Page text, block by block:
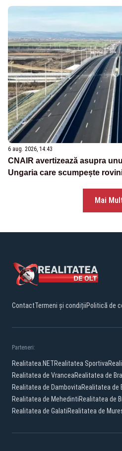
6 aug. 2026, 14:43
CNAIR avertizează asupra
Ungaria care scumpește
Mai
ContactTermeni și condițiiPolitică de
Parteneri:
Realitatea.NETRealitatea Sportiva
Realitatea de VranceaRealitatea de
Realitatea de DambovitaRealitatea de
Realitatea de MehedintiRealitatea de
Realitatea de GalatiRealitatea de